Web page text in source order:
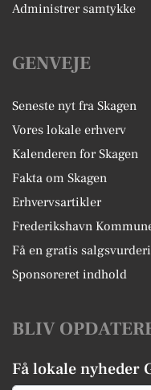
Administrer samtykke
GENVEJE
Seneste nyt fra Skagen
Vores lokale erhverv
Kalenderen for Skagen
Fakta om Skagen
Erhvervsartikler
Frederikshavn
Få en gratis
Sponsoreret indhold
BLIV
Få lokale nyheder